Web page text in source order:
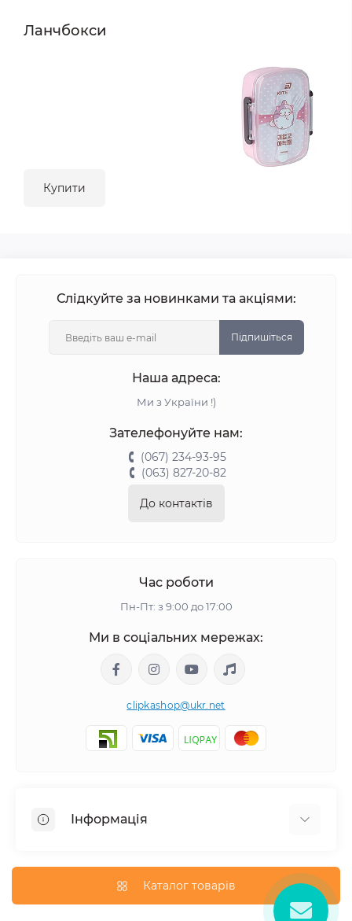
Ланчбокси
Купити
Слідкуйте за новинками та акціями:
Підпишіться
Наша адреса:
Ми з України !)
Зателефонуйте нам:
(067) 234-93-95
(063) 827-20-82
До контактів
Час роботи
Пн-Пт: з 9:00 до 17:00
Ми в соціальних мережах:
clipkashop@ukr.net
Інформація
Контакти
Каталог товарів